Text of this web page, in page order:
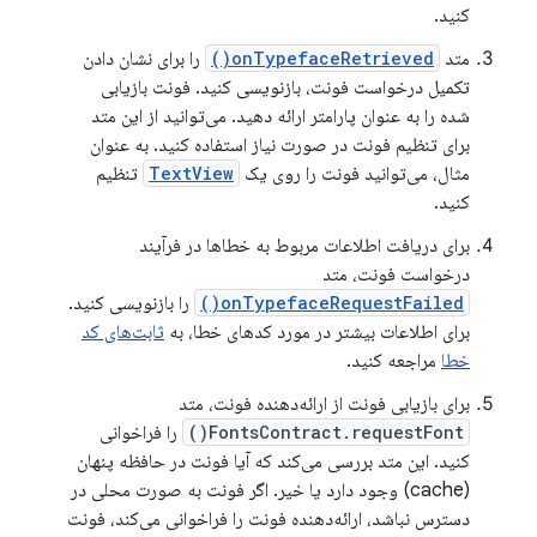
کنید.
متد onTypefaceRetrieved()
را برای نشان دادن
تکمیل درخواست فونت، بازنویسی کنید. فونت بازیابی
شده را به عنوان پارامتر ارائه دهید. می‌توانید از این متد
برای تنظیم فونت در صورت نیاز استفاده کنید. به عنوان
مثال، می‌توانید فونت را روی یک TextView تنظیم
کنید.
برای دریافت اطلاعات مربوط به خطاها در فرآیند
درخواست فونت، متد
onTypefaceRequestFailed()
را بازنویسی کنید.
برای اطلاعات بیشتر در مورد کدهای خطا، به ثابت‌های کد
خطا مراجعه کنید.
برای بازیابی فونت از ارائه‌دهنده فونت، متد
FontsContract.requestFont()
را فراخوانی
کنید. این متد بررسی می‌کند که آیا فونت در حافظه پنهان
(cache) وجود دارد یا خیر. اگر فونت به صورت محلی در
دسترس نباشد، ارائه‌دهنده فونت را فراخوانی می‌کند، فونت